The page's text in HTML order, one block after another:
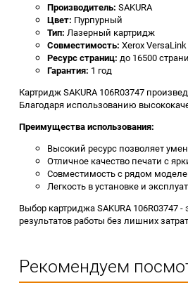
Производитель: SAKURA
Цвет: Пурпурный
Тип: Лазерный картридж
Совместимость: Xerox
Ресурс страниц: до 16500
Гарантия: 1 год
Картридж SAKURA 106R03747
Благодаря использованию
Преимущества использования:
Высокий ресурс позволяет
Отличное качество печати с
Совместимость с рядом
Легкость в установке и
Выбор картриджа SAKURA
результатов работы без лишних
Рекомендуем